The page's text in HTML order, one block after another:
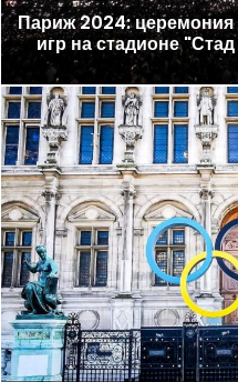
Париж 2024:
игр на стадионе